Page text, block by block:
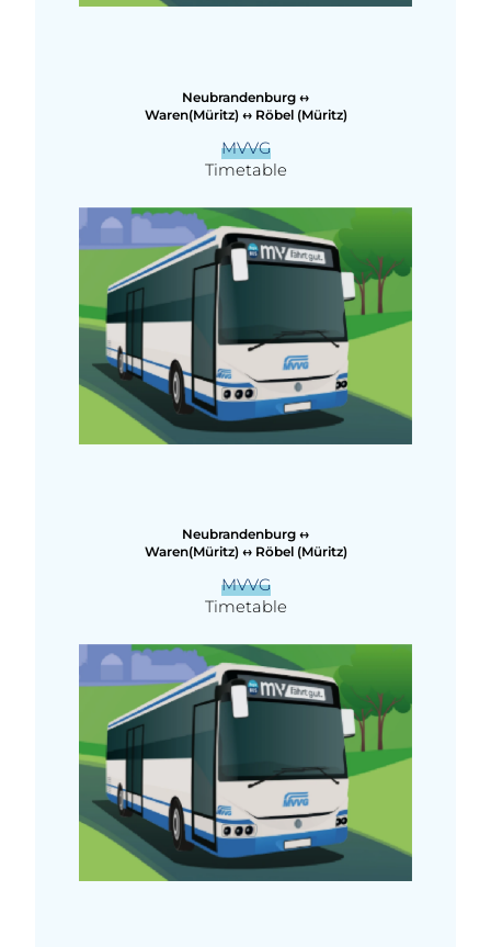
Neubrandenburg ↔
Waren(Müritz) ↔ Röbel (Müritz)
MVVG
Timetable
Neubrandenburg ↔
Waren(Müritz) ↔ Röbel (Müritz)
MVVG
Timetable